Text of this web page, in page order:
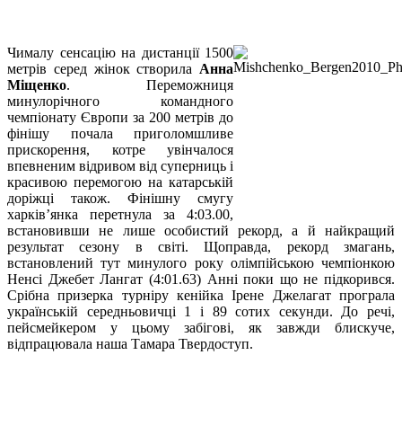
Чималу сенсацію на дистанції 1500
метрів серед жінок створила Анна
Міщенко. Переможниця
минулорічного командного
чемпіонату Європи за 200 метрів до
фінішу почала приголомшливе
прискорення, котре увінчалося
впевненим відривом від суперниць і
красивою перемогою на катарській
доріжці також. Фінішну смугу
харків’янка перетнула за 4:03.00,
встановивши не лише особистий рекорд, а й найкращий
результат сезону в світі. Щоправда, рекорд змагань,
встановлений тут минулого року олімпійською чемпіонкою
Ненсі Джебет Лангат (4:01.63) Анні поки що не підкорився.
Срібна призерка турніру кенійка Ірене Джелагат програла
українській середньовичці 1 і 89 сотих секунди. До речі,
пейсмейкером у цьому забігові, як завжди блискуче,
відпрацювала наша Тамара Твердоступ.